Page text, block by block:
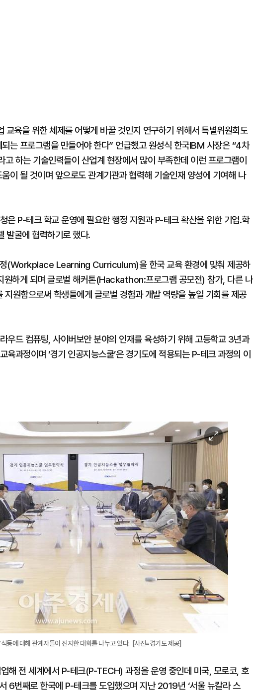
교육을 위한 체제를 어떻게 바꿀 것인지 연구하기 위해서 특별위원회도
되는 프로그램을 만들어야 한다” 언급했고 원성식 한국IBM 사장은 “4차
하는 기술인력들이 산업계 현장에서 많이 부족한데 이런 프로그램이
이 될 것이며 앞으로도 관계기관과 협력해 기술인재 양성에 기여해 나
은 P-테크 학교 운영에 필요한 행정 지원과 P-테크 확산을 위한 기업․학
발굴에 협력하기로 했다.
(Workplace Learning Curriculum)을 한국 교육 환경에 맞춰 제공하
원하게 되며 글로벌 해커톤(Hackathon:프로그램 공모전) 참가, 다른 나
원함으로써 학생들에게 글로벌 경험과 개발 역량을 높일 기회를 제공
우드 컴퓨팅, 사이버보안 분야의 인재를 육성하기 위해 고등학교 3년과
과정이며 ‘경기 인공지능스쿨’은 경기도에 적용되는 P-테크 과정의 이
이
미
지
확
대
등에 대해 관계자들이 진지한 대화를 나누고 있다. [사진=경기도 제공]
해 전 세계에서 P-테크(P-TECH) 과정을 운영 중인데 미국, 모로코, 호
6번째로 한국에 P-테크를 도입했으며 지난 2019년 ‘서울 뉴칼라 스